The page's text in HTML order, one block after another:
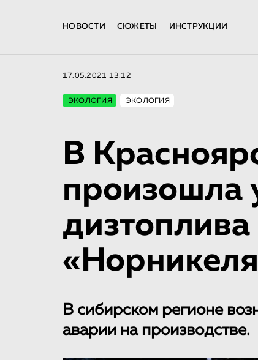
НОВОСТИ СЮЖЕТЫ ИНСТРУКЦИИ
17.05.2021 13:12
ЭКОЛОГИЯ ЭКОЛОГИЯ
В
произошла
В сибирском регионе
аварии на производстве.